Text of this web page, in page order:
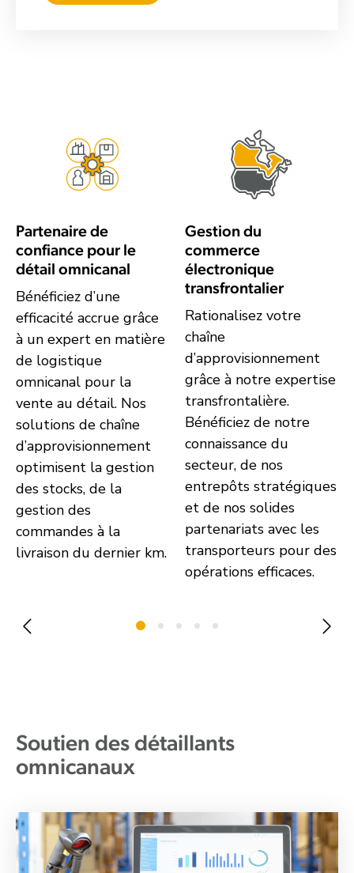
Partenaire de
confiance pour le
détail omnicanal
Bénéficiez d’une
efficacité accrue grâce
à un expert en matière
de logistique
omnicanal pour la
vente au détail. Nos
solutions de chaîne
d’approvisionnement
optimisent la gestion
des stocks, de la
gestion des
commandes à la
livraison du dernier km.
Gestion du
commerce
électronique
transfrontalier
Rationalisez votre
chaîne
d’approvisionnement
grâce à notre expertise
transfrontalière.
Bénéficiez de notre
connaissance du
secteur, de nos
entrepôts stratégiques
et de nos solides
partenariats avec les
transporteurs pour des
opérations efficaces.
Soutien des détaillants
omnicanaux